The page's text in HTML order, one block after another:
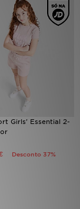
Girls' Essential 2-
Desconto 37%